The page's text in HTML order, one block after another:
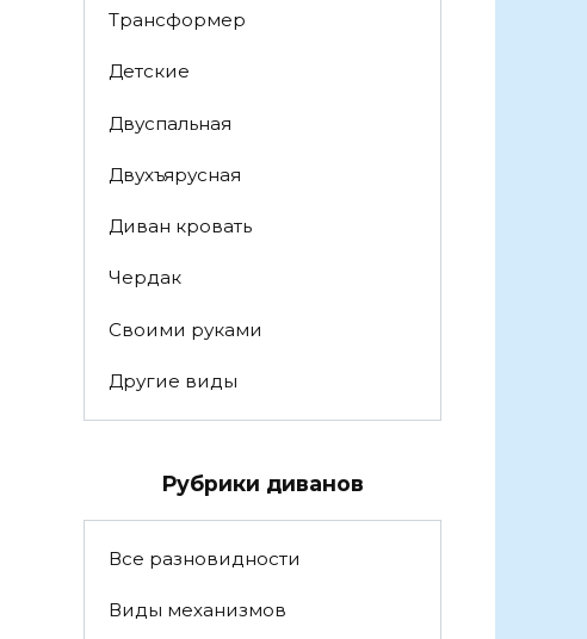
Трансформер
Детские
Двуспальная
Двухъярусная
Диван кровать
Чердак
Своими руками
Другие виды
Рубрики диванов
Все разновидности
Виды механизмов